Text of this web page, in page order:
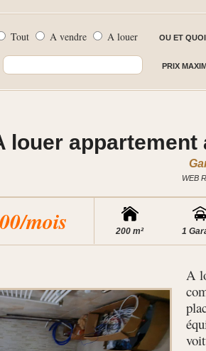
Tout A vendre A louer OU ET
PRIX
louer appartement
WEB
mois 200 m² 1
A